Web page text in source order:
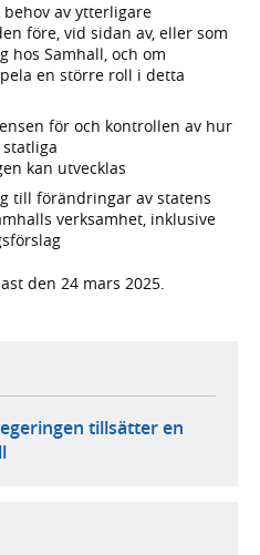
av ytterligare
före, vid sidan av, eller som
hos Samhall, och om
en större roll i detta
för och kontrollen av hur
kan utvecklas
till förändringar av statens
verksamhet, inklusive
den 24 mars 2025.
tillsätter en